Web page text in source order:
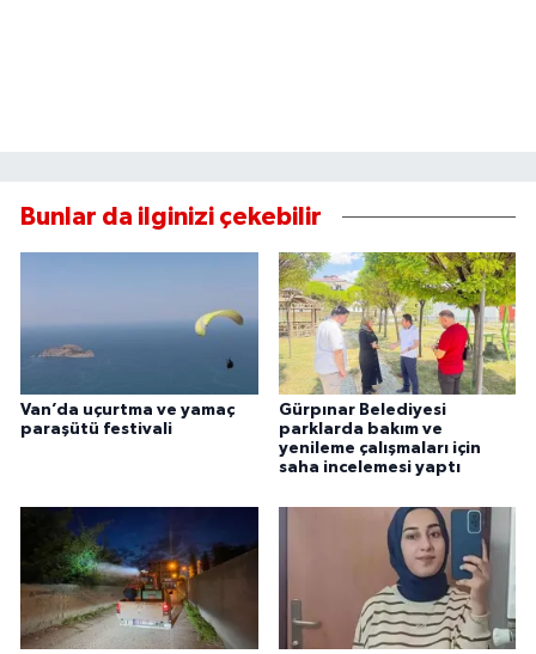
Bunlar da ilginizi çekebilir
Van’da uçurtma ve yamaç
paraşütü festivali
Gürpınar Belediyesi
parklarda bakım ve
yenileme çalışmaları için
saha incelemesi yaptı